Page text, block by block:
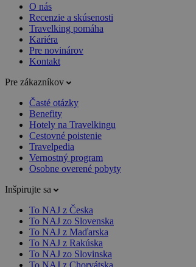
O nás
Recenzie a skúsenosti
Travelking pomáha
Kariéra
Pre novinárov
Kontakt
Pre zákazníkov
Časté otázky
Benefity
Hotely na Travelkingu
Cestovné poistenie
Travelpedia
Vernostný program
Osobne overené pobyty
Inšpirujte sa
To NAJ z Česka
To NAJ zo Slovenska
To NAJ z Maďarska
To NAJ z Rakúska
To NAJ zo Slovinska
To NAJ z Chorvátska